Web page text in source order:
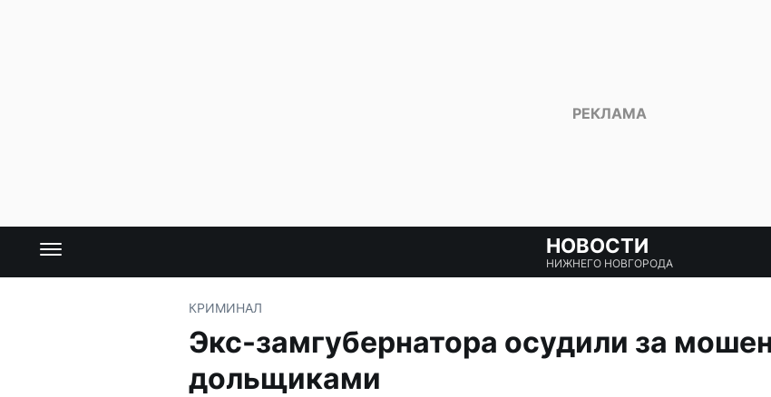
НОВОСТИ
НИЖНЕГО НОВГОРОДА
КРИМИНАЛ
Экс-замгубернатора осудили за
дольщиками